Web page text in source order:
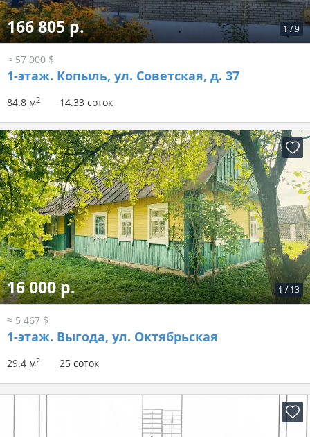
1 /9
166 805 р.
≈ 57 000 $
1-этаж. Копыль, ул. Советская, д. 37
84.8 м2 14.33 соток
1 / 13
16 000 р.
≈ 5 467 $
1-этаж. Выгода, ул. Октябрьская
29.4 м2 25 соток